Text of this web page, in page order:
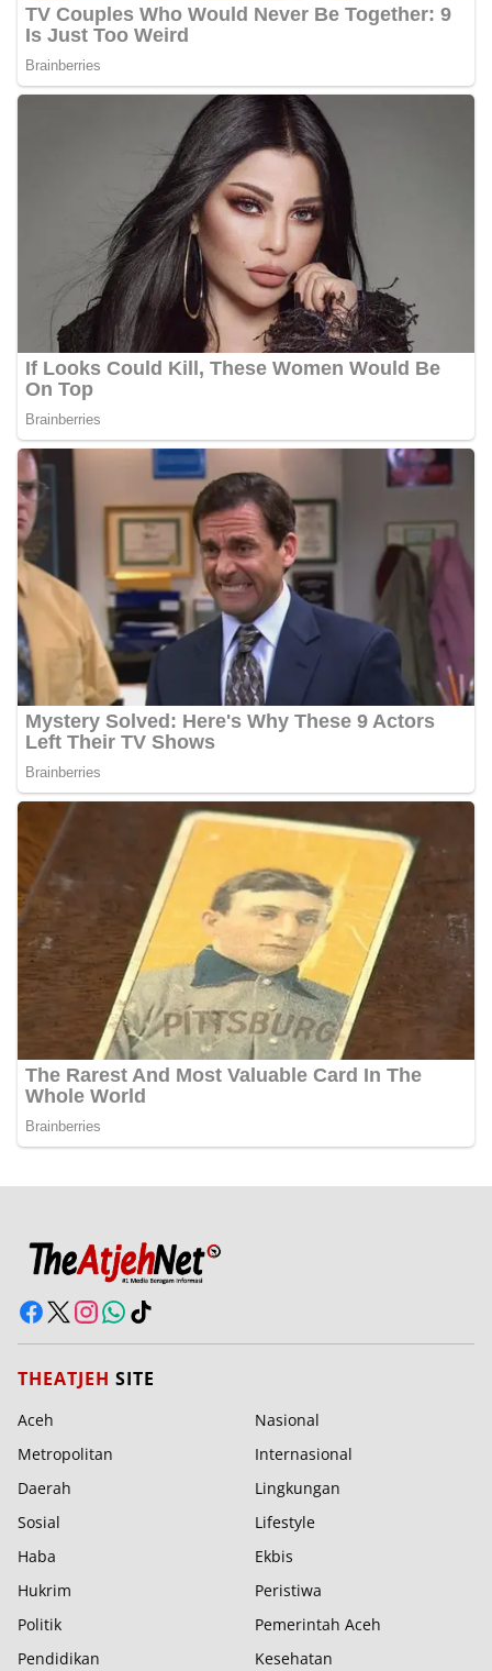
THEATJEH SITE
Aceh
Nasional
Metropolitan
Internasional
Daerah
Lingkungan
Sosial
Lifestyle
Haba
Ekbis
Hukrim
Peristiwa
Politik
Pemerintah Aceh
Pendidikan
Kesehatan